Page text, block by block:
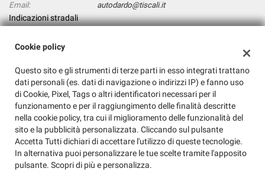
Email:
autodardo@tiscali.it
Indicazioni stradali
AUTODARDO SRL
Via Dei Prati Fiscali,396, Roma (RM)
C.F/P.IVA:14768931009
Registro delle imprese:RM
Cookie policy
Questo sito e gli strumenti di terze parti in esso integrati trattano
dati personali (es. dati di navigazione o indirizzi IP) e fanno uso
di Cookie, Pixel, Tags o altri identificatori necessari per il
funzionamento e per il raggiungimento delle finalità descritte
nella cookie policy, tra cui il miglioramento delle funzionalità del
sito e la pubblicità personalizzata. Cliccando sul pulsante
Accetta Tutti dichiari di accettare l'utilizzo di queste tecnologie.
In alternativa puoi personalizzare le tue scelte tramite l'apposito
pulsante. Scopri di più e personalizza.